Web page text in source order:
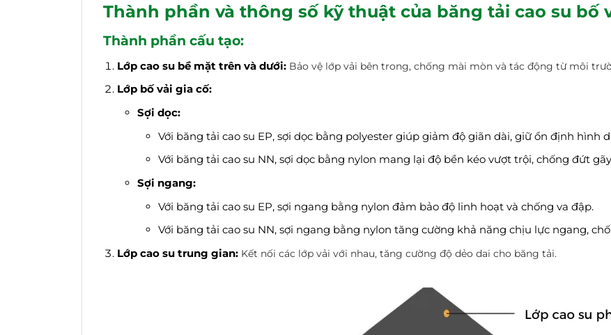
Thành phần và thông số kỹ thuật của băng tải cao su bố
Thành phần cấu tạo:
Lớp cao su bề mặt trên và dưới: Bảo vệ lớp vải bên trong, chống mài mòn và tác động từ môi
Lớp bố vải gia cố:
Sợi dọc:
Với băng tải cao su EP, sợi dọc bằng polyester giúp giảm độ giãn dài, giữ ổn định hình
Với băng tải cao su NN, sợi dọc bằng nylon mang lại độ bền kéo vượt trội, chống đứt
Sợi ngang:
Với băng tải cao su EP, sợi ngang bằng nylon đảm bảo độ linh hoạt và chống va đập.
Với băng tải cao su NN, sợi ngang bằng nylon tăng cường khả năng chịu lực ngang,
Lớp cao su trung gian: Kết nối các lớp vải với nhau, tăng cường độ dẻo dai cho băng tải.